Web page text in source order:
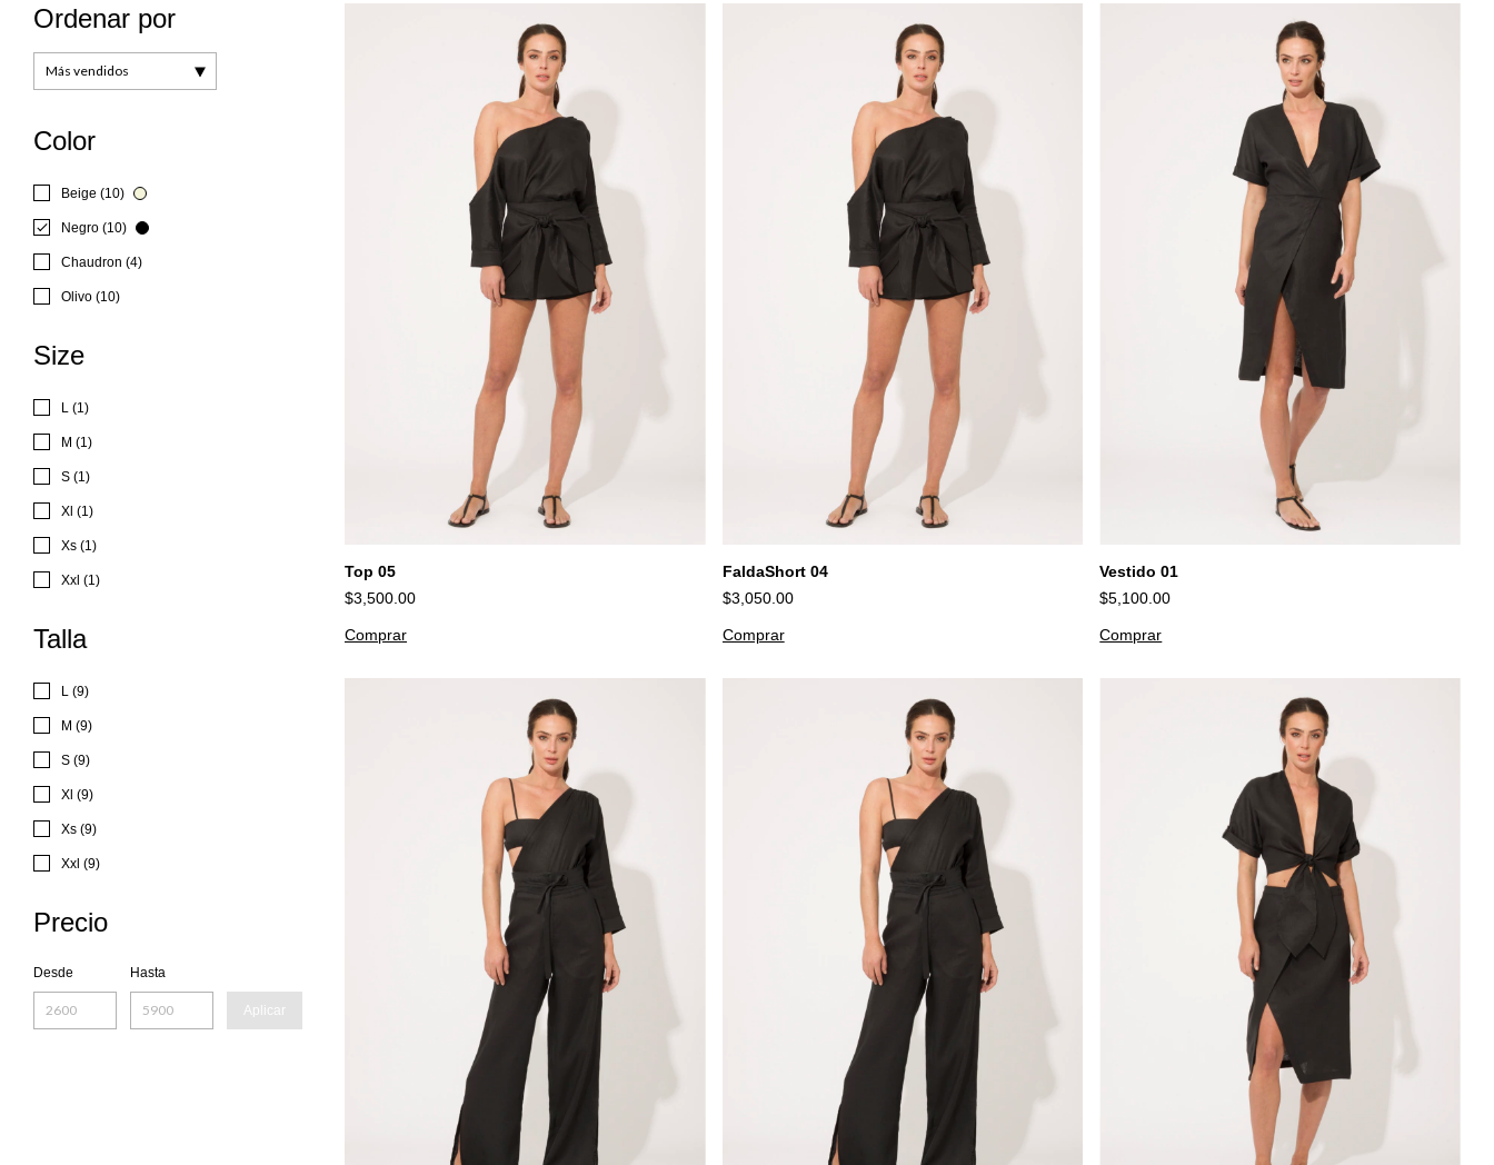
Ordenar por
Color
Beige (10)
Negro (10)
Chaudron (4)
Olivo (10)
Size
L (1)
M (1)
S (1)
Xl (1)
Xs (1)
Xxl (1)
Talla
L (9)
M (9)
S (9)
Xl (9)
Xs (9)
Xxl (9)
Precio
Desde Hasta
Aplicar
Top 05
$3,500.00
Comprar
FaldaShort 04
$3,050.00
Comprar
Vestido 01
$5,100.00
Comprar